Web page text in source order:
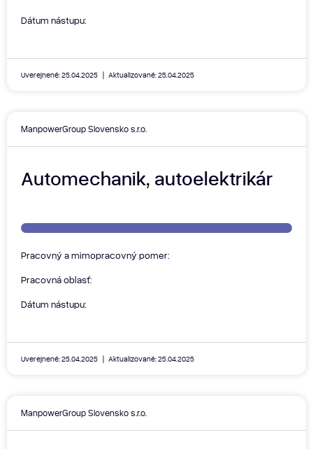
Dátum nástupu:
Uverejnené: 25.04.2025 Aktualizované: 25.04.2025
ManpowerGroup Slovensko s.r.o.
Automechanik, autoelektrikár
Pracovný a mimopracovný pomer:
Pracovná oblasť:
Dátum nástupu:
Uverejnené: 25.04.2025 Aktualizované: 25.04.2025
ManpowerGroup Slovensko s.r.o.